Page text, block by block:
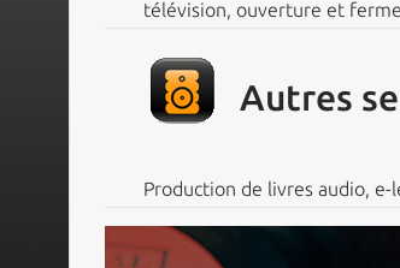
télévision, ouverture et
Autres
Production de livres audio,